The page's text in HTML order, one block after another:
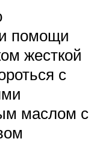
помощи
жесткой
с
маслом с